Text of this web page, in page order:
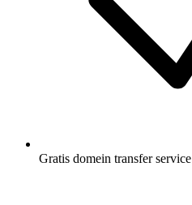
Gratis domein transfer service